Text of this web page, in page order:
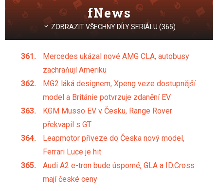
fNews
ZOBRAZIT VŠECHNY DÍLY SERIÁLU (365)
Mercedes ukázal nové AMG CLA, autobusy
zachraňují Ameriku
MG2 láká designem, Xpeng veze dostupnější
model a Británie potvrzuje zdanění EV
KGM Musso EV v Česku, Range Rover
překvapil s GT
Leapmotor přiveze do Česka nový model,
Ferrari Luce je hit
Audi A2 e-tron bude úsporné, GLA a ID.Cross
mají české ceny